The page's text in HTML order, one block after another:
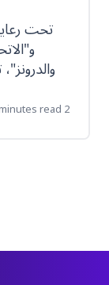
تحت
2 minutes read
of